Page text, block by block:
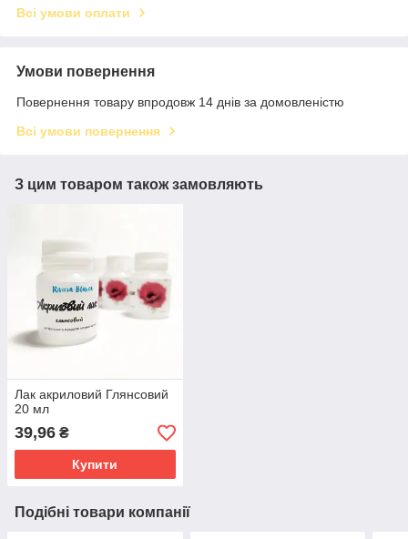
Всі умови оплати
Умови повернення
Повернення товару впродовж 14 днів за домовленістю
Всі умови повернення
З цим товаром також замовляють
Лак акриловий Глянсовий
20 мл
39,96 ₴
Купити
Подібні товари компанії